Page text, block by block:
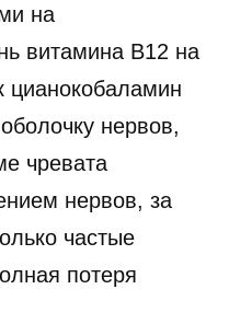
на
витамина B12 на
цианокобаламин
нервов,
чревата
нервов, за
частые
потеря